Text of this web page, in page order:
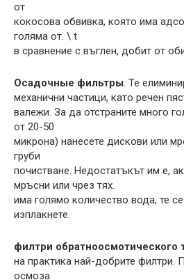
от
кокосова обвивка, която има
голяма от. \ t
в сравнение с въглен, добит от
Осадочные фильтры. Те
механични частици, като речен
валежи. За да отстраните много
от 20-50
микрона) нанесете дискови или
груби
почистване. Недостатъкът им е,
мръсни или чрез тях.
има голямо количество вода, те
изплакнете.
филтри обратноосмотического
на практика най-добрите филтри.
осмоза